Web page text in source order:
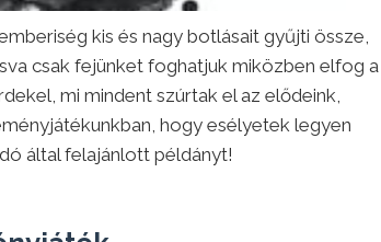
kis és nagy botlásait gyűjti össze,
csak fejünket foghatjuk miközben elfog a
mi mindent szúrtak el az elődeink,
hogy esélyetek legyen
által felajánlott példányt!